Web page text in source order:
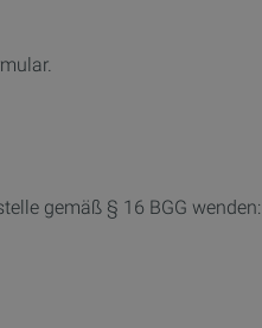
gemäß § 16 BGG wenden: